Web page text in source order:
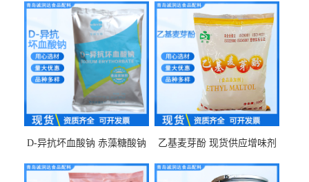
D-异抗坏血酸钠 赤藻糖酸钠
乙基麦芽酚 现货供应增味剂